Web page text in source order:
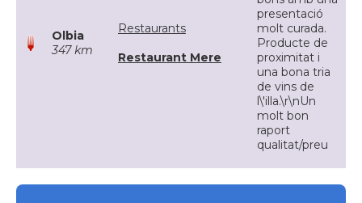
Olbia
347 km
Restaurants
Restaurant Mere
presentació
molt curada.
Producte de
proximitat i
una bona tria
de vins de
l\'illa.\r\nUn
molt bon
raport
qualitat/preu